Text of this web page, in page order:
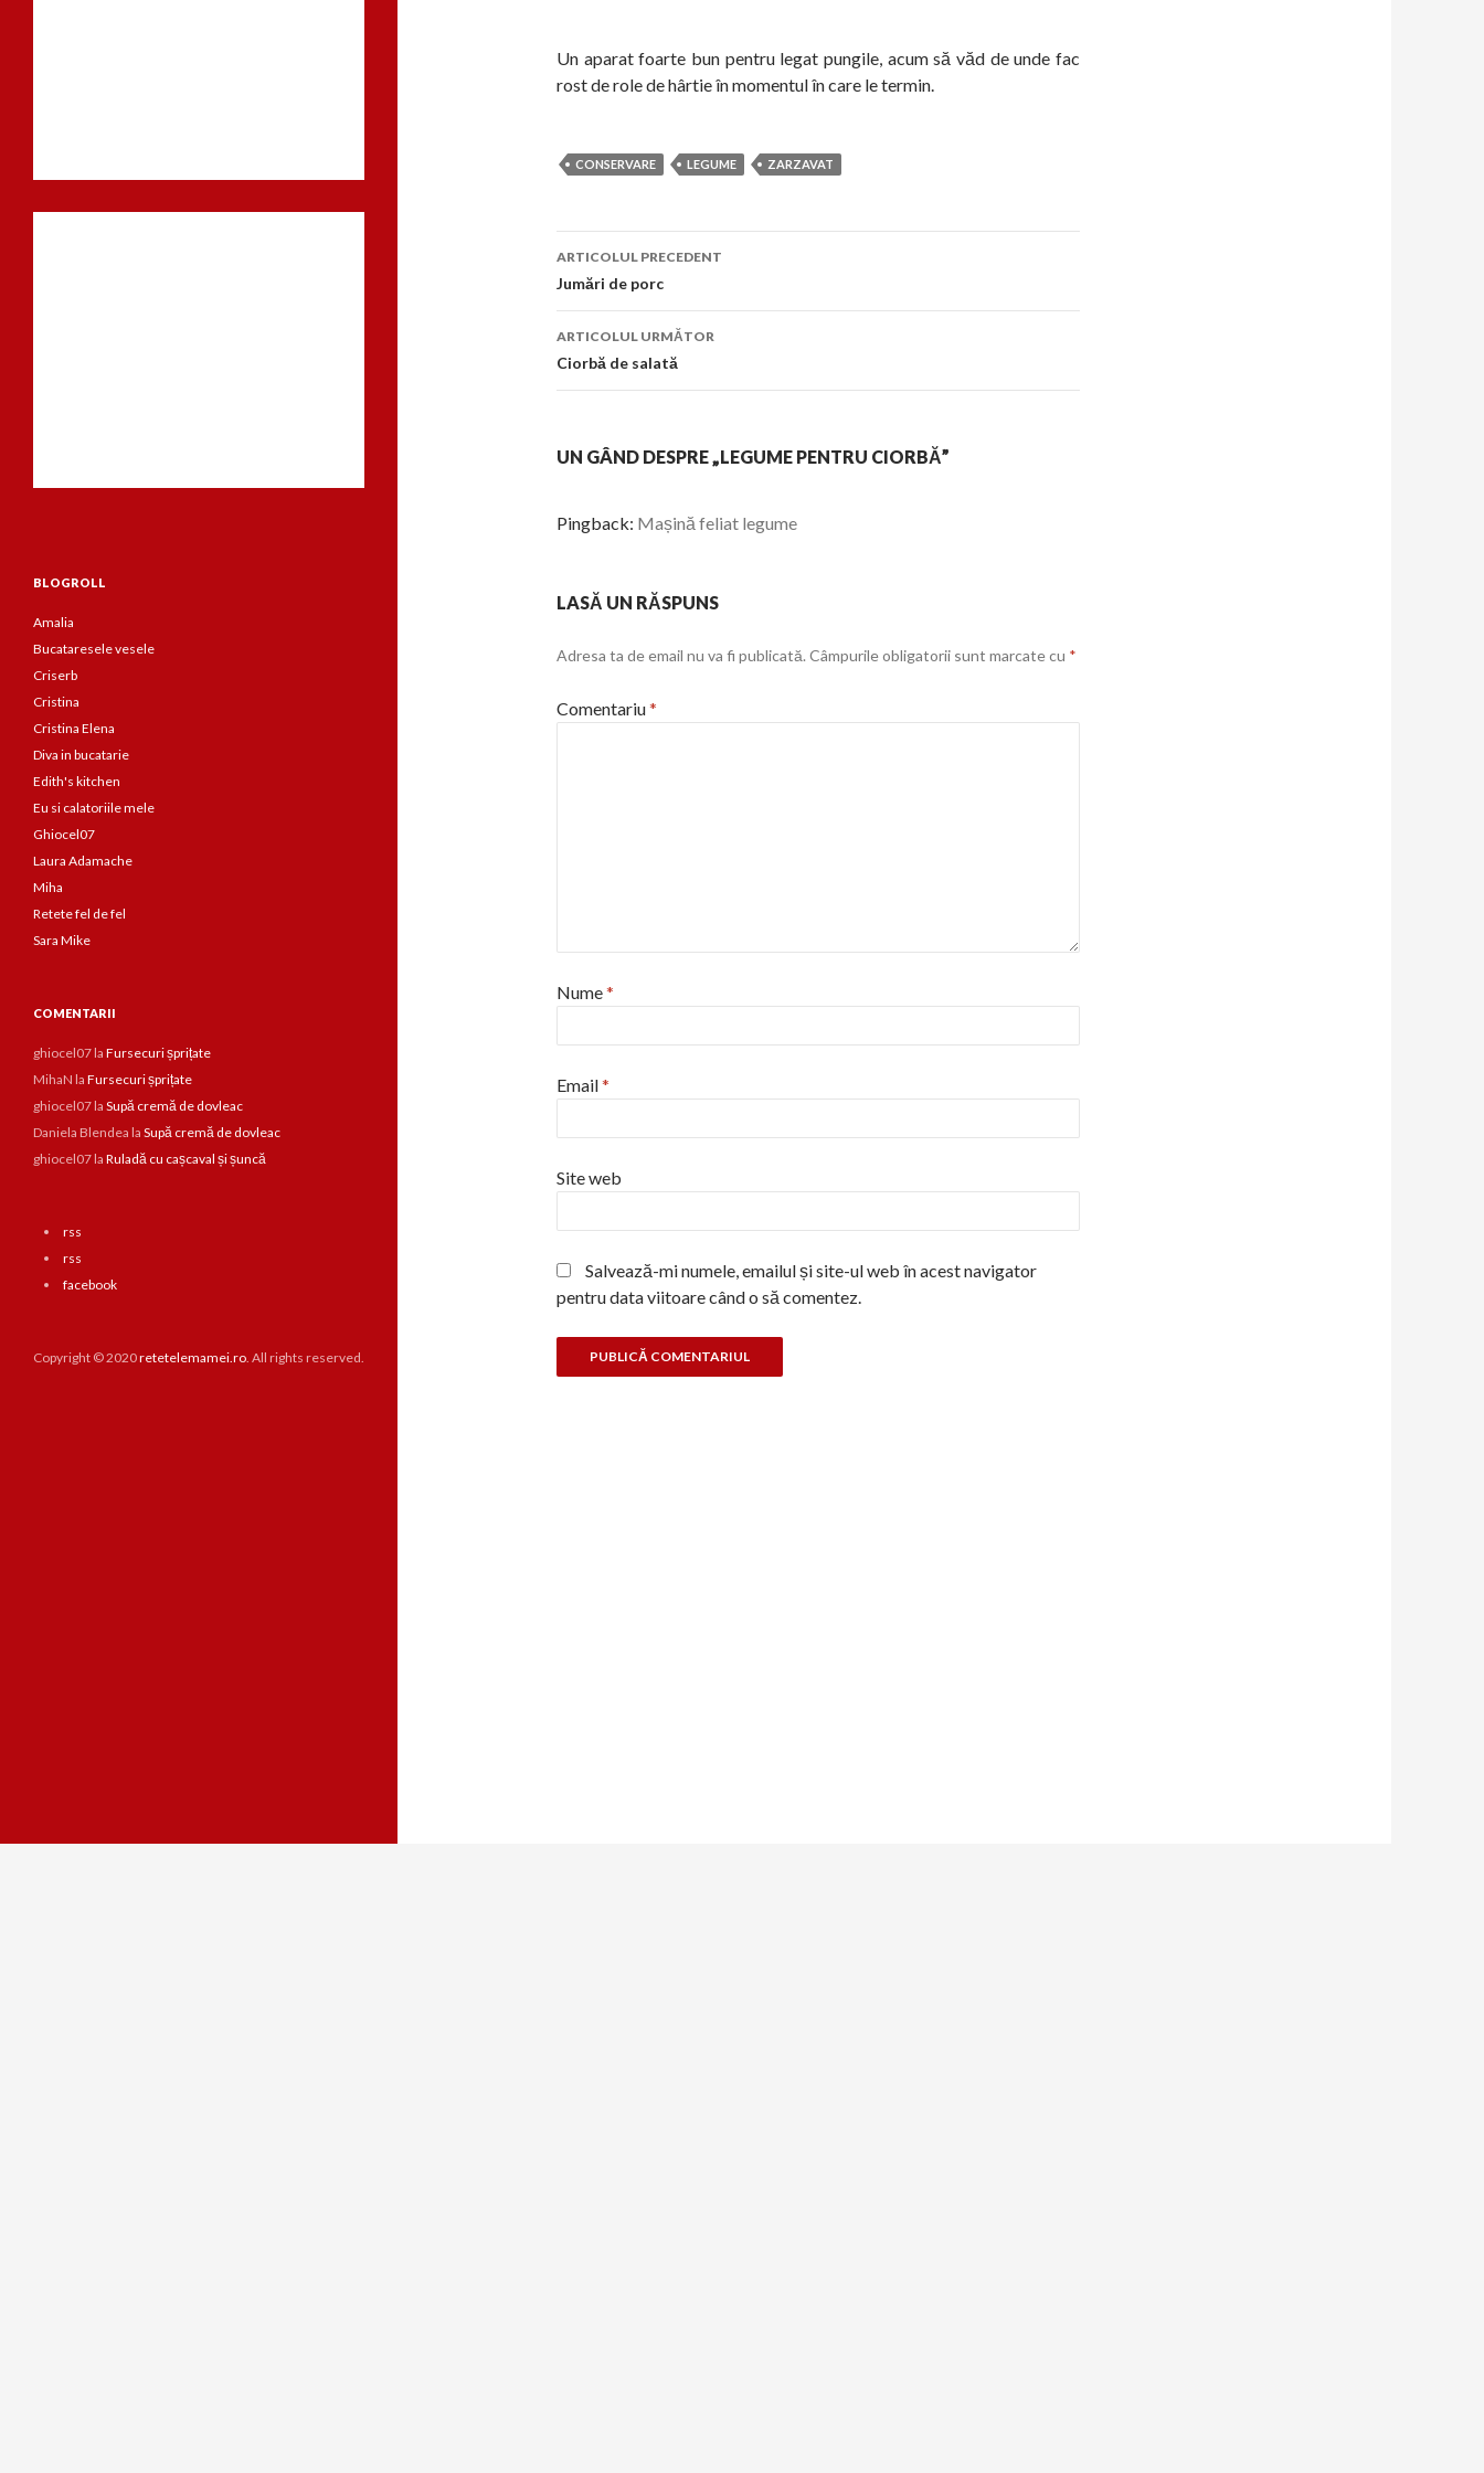
Un aparat foarte bun pentru legat pungile, acum să văd de unde fac
rost de role de hârtie în momentul în care le termin.
CONSERVARE LEGUME ZARZAVAT
Navigare
în
articol
ARTICOLUL PRECEDENT
Jumări de porc
ARTICOLUL URMĂTOR
Ciorbă de salată
UN GÂND DESPRE „LEGUME PENTRU CIORBĂ”
Pingback: Mașină feliat legume
LASĂ UN RĂSPUNS
Adresa ta de email nu va fi publicată. Câmpurile obligatorii sunt marcate cu *
Comentariu*
Nume*
Email*
Site web
Salvează-mi numele, emailul și site-ul web în acest navigator
pentru data viitoare când o să comentez.
BLOGROLL
Amalia
Bucataresele vesele
Criserb
Cristina
Cristina Elena
Diva in bucatarie
Edith's kitchen
Eu si calatoriile mele
Ghiocel07
Laura Adamache
Miha
Retete fel de fel
Sara Mike
COMENTARII
ghiocel07la Fursecuri șprițate
MihaN la Fursecuri șprițate
ghiocel07la Supă cremă de dovleac
Daniela Blendea la Supă cremă de dovleac
ghiocel07la Ruladă cu cașcaval și șuncă
rss
rss
facebook
Copyright © 2020retetelemamei.ro. All rights reserved.